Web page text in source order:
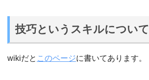
技巧というスキルについて
wikiだと このページに書いてあります。